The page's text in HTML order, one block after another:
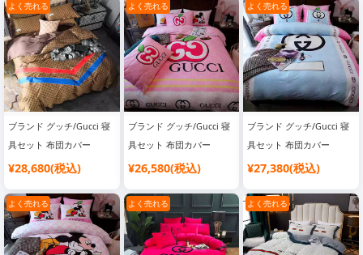
よく売れる
ブランド グッチ/Gucci 寝
具セット 布団カバー
¥28,680(税込)
よく売れる
ブランド グッチ/Gucci 寝
具セット 布団カバー
¥26,580(税込)
よく売れる
ブランド グッチ/Gucci 寝
具セット 布団カバー
¥27,380(税込)
よく売れる よく売れる よく売れる